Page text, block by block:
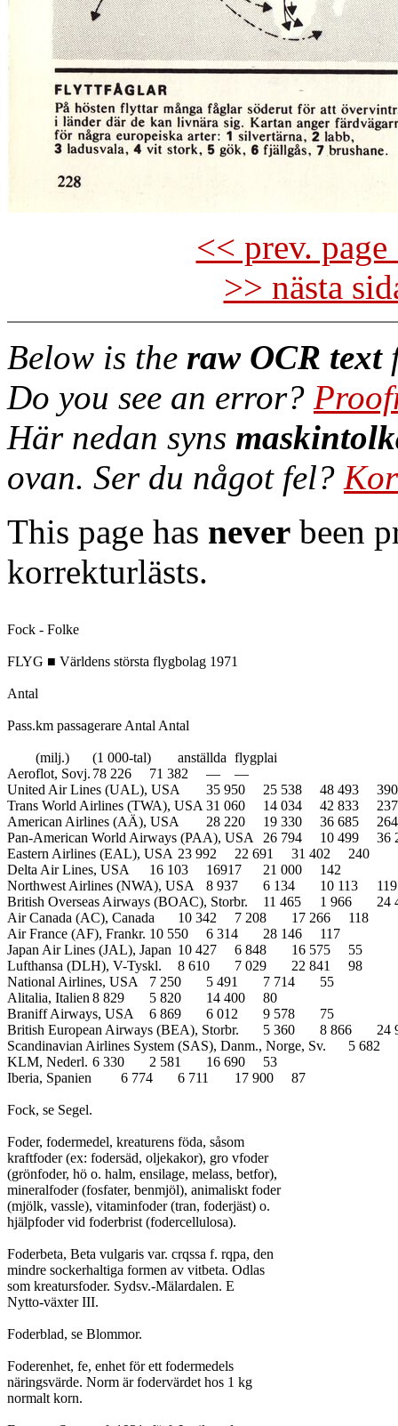
<< prev.
>> nästa
Below is the raw OCR text
Do you see an error?
Här nedan syns
ovan. Ser du något fel?
This page has never been
korrekturlästs.
Fock - Folke
FLYG ■ Världens största flygbolag 1971
Antal
Pass.km passagerare Antal Antal
Aeroflot, Sovj.	78 226	71 382	—	—
United Air Lines (UAL), USA	35 950	25 538	48 493	390
Trans World Airlines (TWA), USA	31 060	14 034	42 833	237
American Airlines (AÄ), USA	28 220	19 330	36 685	264
Pan-American World Airways (PAA), USA	26 794	10 499	36 266	177
Eastern Airlines (EAL), USA	23 992	22 691	31 402	240
Delta Air Lines, USA	16 103	16917	21 000	142
Northwest Airlines (NWA), USA	8 937	6 134	10 113	119
British Overseas Airways (BOAC), Storbr.	11 465	1 966	24 449	65
Air Canada (AC), Canada	10 342	7 208	17 266	118
Air France (AF), Frankr.	10 550	6 314	28 146	117
Japan Air Lines (JAL), Japan	10 427	6 848	16 575	55
Lufthansa (DLH), V-Tyskl.	8 610	7 029	22 841	98
National Airlines, USA	7 250	5 491	7 714	55
Alitalia, Italien	8 829	5 820	14 400	80
Braniff Airways, USA	6 869	6 012	9 578	75
British European Airways (BEA), Storbr.	5 360	8 866	24 952	110
Scandinavian Airlines System (SAS), Danm., Norge, Sv.	5 682	5 680	14 343	69
KLM, Nederl.	6 330	2 581	16 690	53
Iberia, Spanien	6 774	6 711	17 900	87
Fock, se Segel.
Foder, fodermedel, kreaturens föda, såsom
kraftfoder (ex: fodersäd, oljekakor), gro vfoder
(grönfoder, hö o. halm, ensilage, melass, betfor),
mineralfoder (fosfater, benmjöl), animaliskt foder
(mjölk, vassle), vitaminfoder (tran, foderjäst) o.
hjälpfoder vid foderbrist (fodercellulosa).
Foderbeta, Beta vulgaris var. crqssa f. rqpa, den
mindre sockerhaltiga formen av vitbeta. Odlas
som kreatursfoder. Sydsv.-Mälardalen. E
Nytto-växter III.
Foderblad, se Blommor.
Foderenhet, fe, enhet för ett fodermedels
näringsvärde. Norm är fodervärdet hos 1 kg
normalt korn.